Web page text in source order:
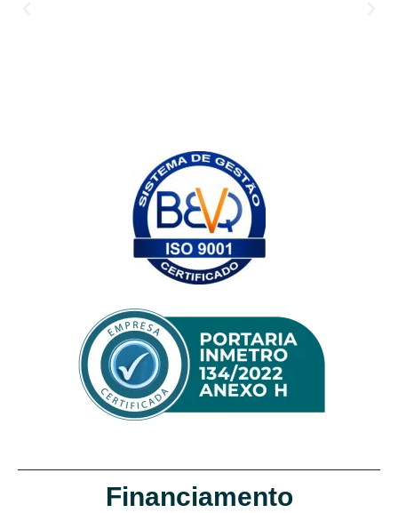
Financiamento